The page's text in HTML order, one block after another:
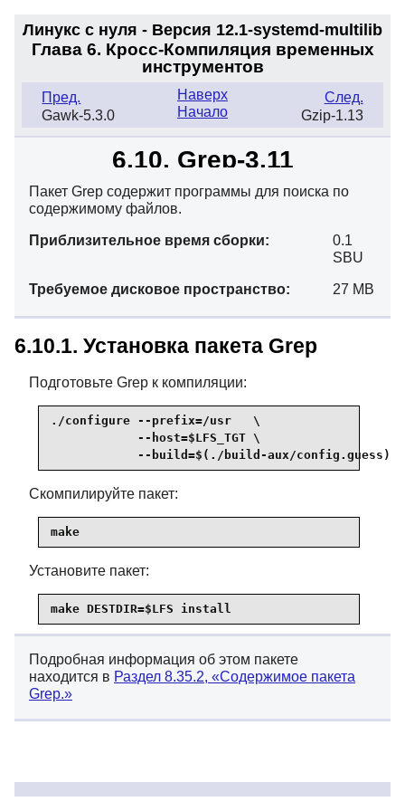
Линукс с нуля - Версия 12.1-systemd-multilib
Глава 6. Кросс-Компиляция временных
инструментов
Пред.
Gawk-5.3.0
След.
Gzip-1.13
Наверх
Начало
6.10. Grep-3.11
Пакет Grep содержит программы для поиска по
содержимому файлов.
Приблизительное время сборки:
0.1
SBU
Требуемое дисковое пространство: 27 MB
6.10.1. Установка пакета Grep
Подготовьте Grep к компиляции:
./configure --prefix=/usr   \
            --host=$LFS_TGT \
            --build=$(./build-aux/config.guess)
Скомпилируйте пакет:
make
Установите пакет:
make DESTDIR=$LFS install
Подробная информация об этом пакете
находится в Раздел 8.35.2, «Содержимое пакета
Grep.»